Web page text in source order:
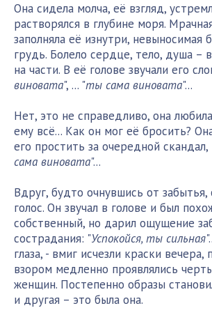
Она сидела молча, её взгляд,
растворялся в глубине моря.
заполняла её изнутри, невыносимая
грудь. Болело сердце, тело, душа –
на части. В её голове звучали его
виновата", ... "ты сама виновата"...
Нет, это не справедливо, она
ему всё... Как он мог её бросить?
его простить за очередной
сама виновата"...
Вдруг, будто очнувшись от забытья,
голос. Он звучал в голове и был
собственный, но дарил ощущение
сострадания: "Успокойся, ты сильная
глаза, - вмиг исчезли краски вечера,
взором медленно проявлялись
женщин. Постепенно образы
и другая – это была она.